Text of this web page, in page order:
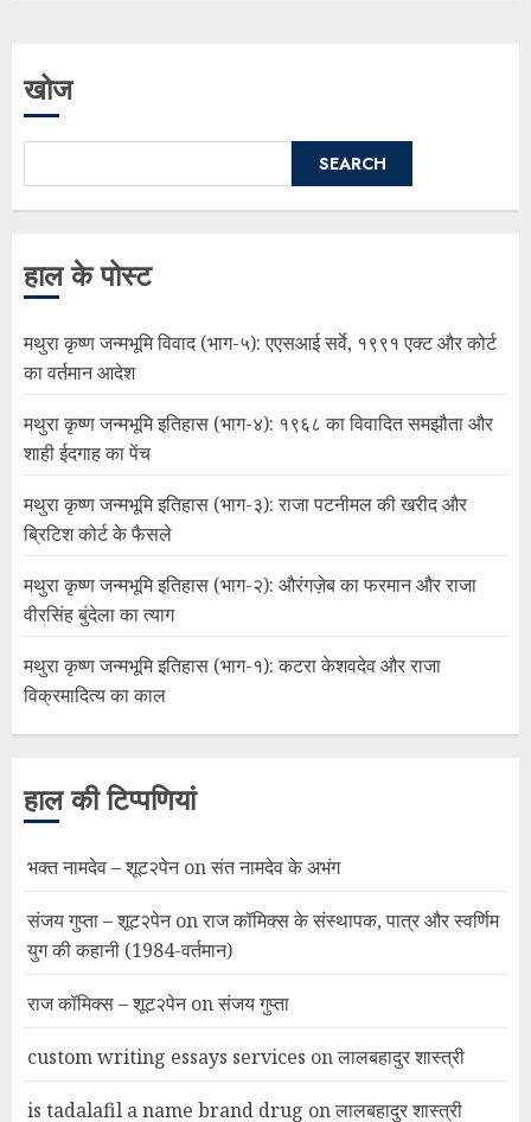
खोज
SEARCH
हाल के पोस्ट
मथुरा कृष्ण जन्मभूमि विवाद (भाग-५): एएसआई सर्वे, १९९१ एक्ट और कोर्ट
का वर्तमान आदेश
मथुरा कृष्ण जन्मभूमि इतिहास (भाग-४): १९६८ का विवादित समझौता और
शाही ईदगाह का पेंच
मथुरा कृष्ण जन्मभूमि इतिहास (भाग-३): राजा पटनीमल की खरीद और
ब्रिटिश कोर्ट के फैसले
मथुरा कृष्ण जन्मभूमि इतिहास (भाग-२): औरंगज़ेब का फरमान और राजा
वीरसिंह बुंदेला का त्याग
मथुरा कृष्ण जन्मभूमि इतिहास (भाग-१): कटरा केशवदेव और राजा
विक्रमादित्य का काल
हाल की टिप्पणियां
भक्त नामदेव – शूट२पेनonसंत नामदेव के अभंग
संजय गुप्ता – शूट२पेनonराज कॉमिक्स के संस्थापक, पात्र और स्वर्णिम
युग की कहानी (1984-वर्तमान)
राज कॉमिक्स – शूट२पेनonसंजय गुप्ता
custom writing essays services onलालबहादुर शास्त्री
is tadalafil a name brand drug onलालबहादुर शास्त्री